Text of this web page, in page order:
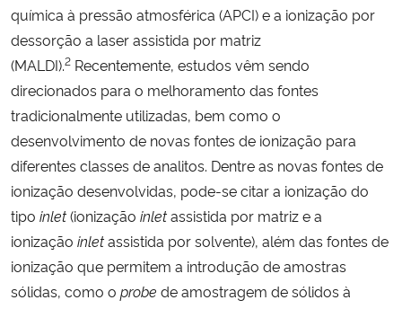
Advocacia-Geral da União
Banco Central do Brasil
química à pressão atmosférica (APCI) e a ionização por
dessorção a laser assistida por matriz
(MALDI).2 Recentemente, estudos vêm sendo
direcionados para o melhoramento das fontes
tradicionalmente utilizadas, bem como o
desenvolvimento de novas fontes de ionização para
diferentes classes de analitos. Dentre as novas fontes de
ionização desenvolvidas, pode-se citar a ionização do
tipo inlet(ionização inletassistida por matriz e a
ionização inletassistida por solvente), além das fontes de
ionização que permitem a introdução de amostras
sólidas, como o probe de amostragem de sólidos à